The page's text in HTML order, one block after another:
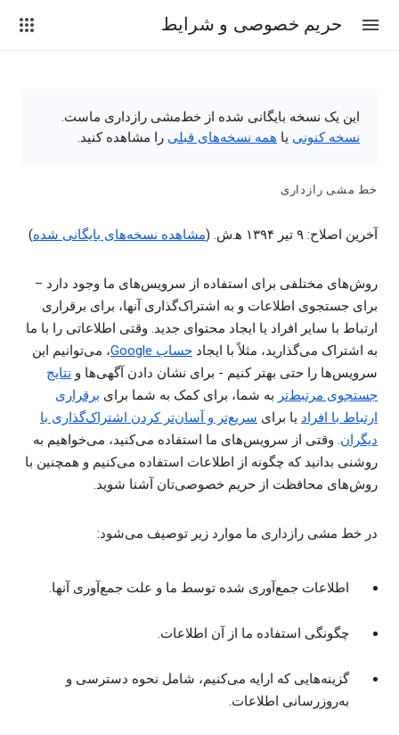
حریم خصوصی و شرایط
این یک نسخه بایگانی شده از خط‌مشی رازداری ماست.
نسخه کنونی یا همه نسخه‌های قبلی را مشاهده کنید.
خط مشی رازداری
آخرین اصلاح: ۹ تیر ۱۳۹۴ ه‍.ش. ( مشاهده نسخه‌های بایگانی شده)
روش‌های مختلفی برای استفاده از سرویس‌های ما وجود دارد –
برای جستجوی اطلاعات و به اشتراک‌گذاری آنها، برای برقراری
ارتباط با سایر افراد یا ایجاد محتوای جدید. وقتی اطلاعاتی را با ما
به اشتراک می‌گذارید، مثلاً با ایجاد حساب Google‏
، می‌توانیم این
سرویس‌ها را حتی بهتر کنیم - برای نشان دادن آگهی‌ها و نتایج
جستجوی مرتبط‌تر به شما، برای کمک به شما برای برقراری
ارتباط با افراد یا برای سریع‌تر و آسان‌تر کردن اشتراک‌گذاری با
دیگران. وقتی از سرویس‌های ما استفاده می‌کنید، می‌خواهیم به
روشنی بدانید که چگونه از اطلاعات استفاده می‌کنیم و همچنین با
روش‌های محافظت از حریم خصوصی‌تان آشنا شوید.
در خط مشی رازداری ما موارد زیر توصیف می‌شود:
اطلاعات جمع‌آوری شده توسط ما و علت جمع‌آوری آنها.
چگونگی استفاده ما از آن اطلاعات.
گزینه‌هایی که ارایه می‌کنیم، شامل نحوه دسترسی و
به‌روزرسانی اطلاعات.